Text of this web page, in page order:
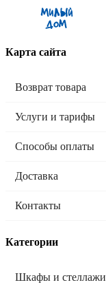
Карта сайта
Возврат товара
Услуги и тарифы
Способы оплаты
Доставка
Контакты
Категории
Шкафы и стеллажи